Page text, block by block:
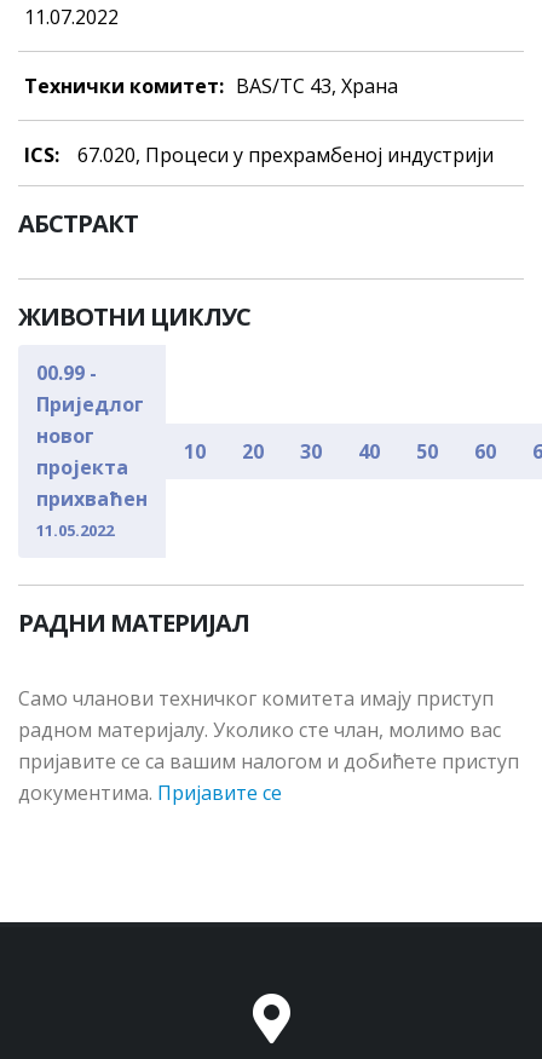
11.07.2022
Технички комитет: BAS/TC 43, Храна
ICS: 67.020, Прoцeси у прeхрaмбeнoj индустриjи
АБСТРАКТ
ЖИВОТНИ ЦИКЛУС
00.99 -
Приједлог
новог
пројекта
прихваћен
11.05.2022
10 20 30 40 50 60
РАДНИ МАТЕРИЈАЛ
Сaмo члaнoви тeхничкoг кoмитeтa имajу приступ
рaднoм мaтeриjaлу. Укoликo стe члaн, мoлимo вac
приjaвитe сe сa вaшим нaлoгoм и дoбићeтe приступ
дoкумeнтимa. Пријавите се